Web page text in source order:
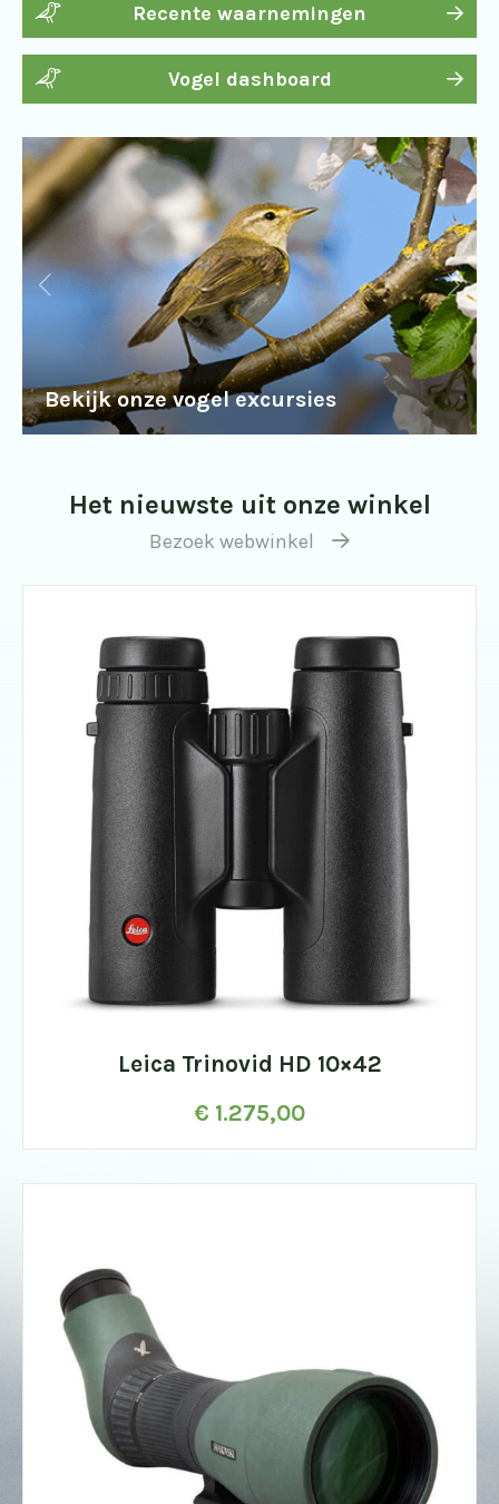
Recente waarnemingen
Vogel dashboard
Bekijk onze vogel excursies
Het nieuwste uit onze winkel
Bezoek webwinkel
Leica Trinovid HD 10×42
€ 1.275,00